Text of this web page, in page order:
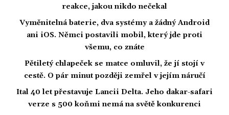
reakce, jakou nikdo nečekal
Vyměnitelná baterie, dva systémy a žádný Android
ani iOS. Němci postavili mobil, který jde proti
všemu, co znáte
Pětiletý chlapeček se matce omluvil, že jí stojí v
cestě. O pár minut později zemřel v jejím náručí
Ital 40 let přestavuje Lancii Delta. Jeho dakar-safari
verze s 500 koňmi nemá na světě konkurenci